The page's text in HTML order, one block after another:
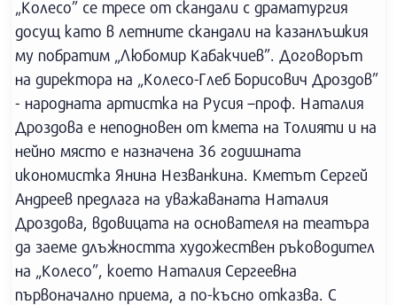
„Колесо” се тресе от скандали с драматургия
досущ като в летните скандали на казанлъшкия
му побратим „Любомир Кабакчиев”. Договорът
на директора на „Колесо-Глеб Борисович Дроздов”
- народната артистка на Русия –проф. Наталия
Дроздова е неподновен от кмета на Толияти и на
нейно място е назначена 36 годишната
икономистка Янина Незванкина. Кметът Сергей
Андреев предлага на уважаваната Наталия
Дроздова, вдовицата на основателя на театъра
да заеме длъжността художествен ръководител
на „Колесо”, което Наталия Сергеевна
първоначално приема, а по-късно отказва. С